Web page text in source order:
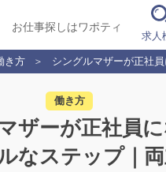
お仕事探しはワポティ
求人
き方 シングルマザーが正社
働き方
ザーが正社員
なステップ｜